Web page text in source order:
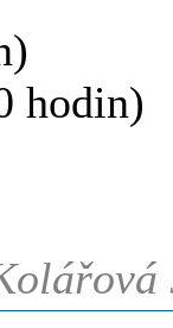
hodin)